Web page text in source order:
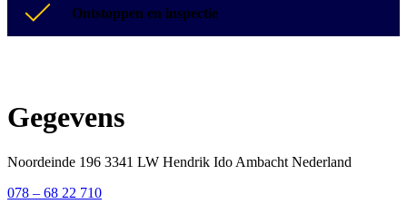
Ontstoppen en inspectie
Gegevens
Noordeinde 196 3341 LW Hendrik Ido Ambacht Nederland
078 – 68 22 710